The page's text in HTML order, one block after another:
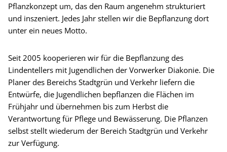
Pflanzkonzept um, das den Raum angenehm strukturiert
und inszeniert. Jedes Jahr stellen wir die Bepflanzung dort
unter ein neues Motto.
Seit 2005 kooperieren wir für die Bepflanzung des
Lindentellers mit Jugendlichen der Vorwerker Diakonie. Die
Planer des Bereichs Stadtgrün und Verkehr liefern die
Entwürfe, die Jugendlichen bepflanzen die Flächen im
Frühjahr und übernehmen bis zum Herbst die
Verantwortung für Pflege und Bewässerung. Die Pflanzen
selbst stellt wiederum der Bereich Stadtgrün und Verkehr
zur Verfügung.